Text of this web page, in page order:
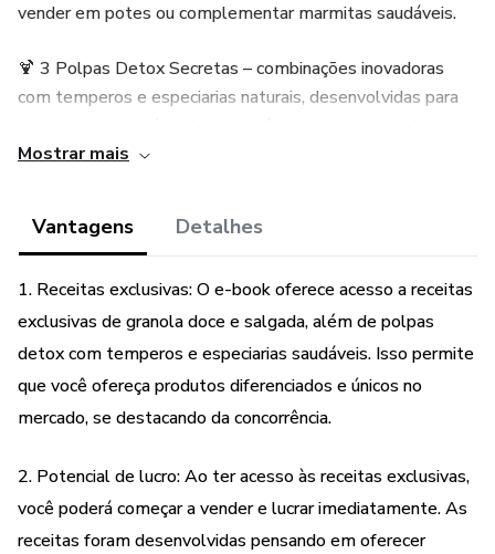
vender em potes ou complementar marmitas saudáveis.
🍹 3 Polpas Detox Secretas – combinações inovadoras
com temperos e especiarias naturais, desenvolvidas para
fiéis!
✅ Perfeito para quem quer inovar no cardápio e aumentar o
faturamento!
📖 Dê um passo à frente da concorrência e comece a lucrar
📲 Clique no link e garanta o seu e-book antes que essa
oferta acabe! 🚀
Mostrar mais
Vantagens Detalhes
1. Receitas exclusivas: O e-book oferece acesso a receitas
exclusivas de granola doce e salgada, além de polpas
detox com temperos e especiarias saudáveis. Isso permite
que você ofereça produtos diferenciados e únicos no
mercado, se destacando da concorrência.
2. Potencial de lucro: Ao ter acesso às receitas exclusivas,
você poderá começar a vender e lucrar imediatamente. As
receitas foram desenvolvidas pensando em oferecer